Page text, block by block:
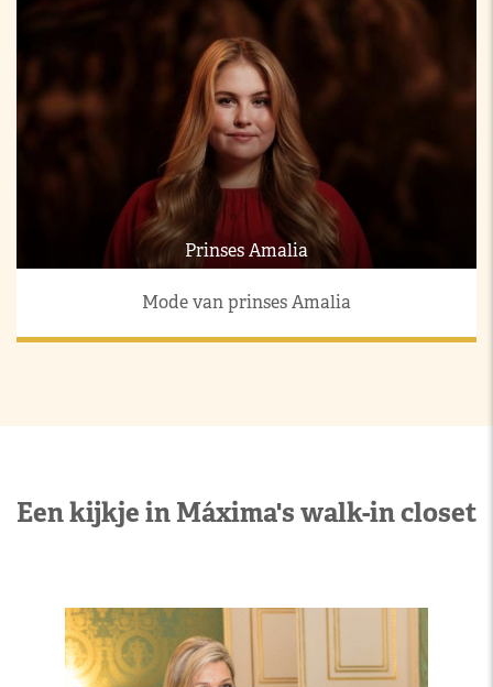
Prinses Amalia
Mode van prinses Amalia
Een kijkje in Máxima's walk-in closet